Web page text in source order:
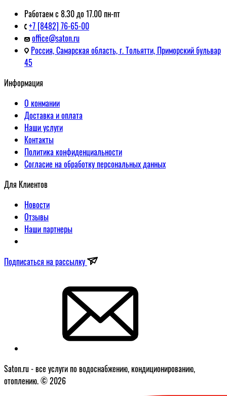
Работаем с 8.30 до 17.00 пн-пт
+7 [8482] 76-65-00
office@saton.ru
Россия, Самарская область, г. Тольятти, Приморский бульвар
45
Информация
О конмании
Доставка и оплата
Наши услуги
Контакты
Политика конфиденциальности
Согласие на обработку персональных данных
Для Клиентов
Новости
Отзывы
Наши партнеры
Подписаться на рассылку
Saton.ru - все услуги по водоснабжению, кондиционированию,
отоплению. © 2026